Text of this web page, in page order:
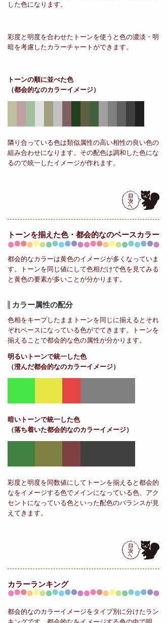
した色になります。
彩度と明度を合わせたトーンを使うと色の濃淡・明
暗を考慮したカラーチャートができます。
トーンの順に並べた色
（都会的なのカラーイメージ）
隣り合っている色は類似属性の高い相性の良い色の
組み合わせになります。その配色は調和した色にな
るので統一したイメージが作れます。
トーンを揃えた色・都会的なのベースカラー
都会的なカラーは黄色のイメージが多くなっていま
す。トーンを同じ値にして色相だけで色を見てみる
と黄色の要素が多いことが分かります。
カラー属性の配分
色相をキープしたままトーンを同じに揃えるとそれ
ぞれベースになっている色がでてきます。トーンを
揃えることで都会的な色の属性が分かります。
明るいトーンで統一した色
（澄んだ都会的なのカラーイメージ）
暗いトーンで統一した色
（落ち着いた都会的なのカラーイメージ）
彩度と明度を同数値にしてトーンを揃えると都会的
なをイメージする色でメインになっている色、アク
セントになっている色といった配色のバランスが見
えてきます。
カラーランキング
都会的なのカラーイメージをタイプ別に分けたラン